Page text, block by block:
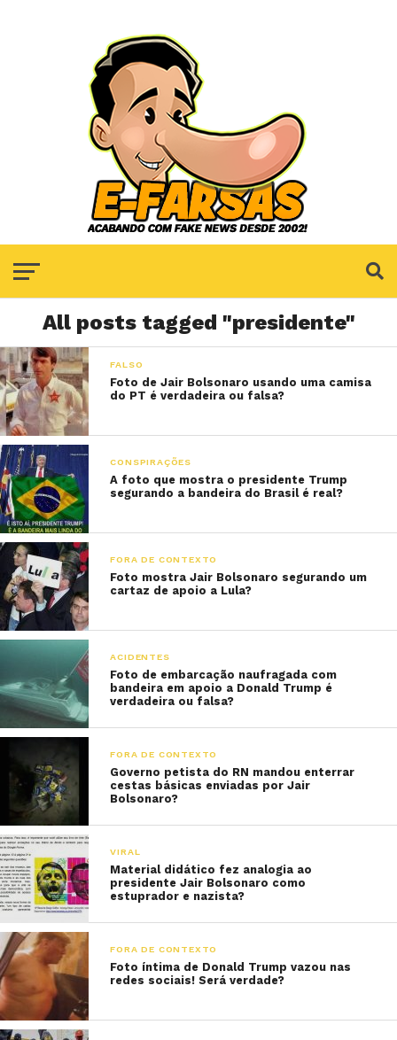
All posts tagged "presidente"
FALSO
Foto de Jair Bolsonaro usando uma camisa
do PT é verdadeira ou falsa?
CONSPIRAÇÕES
A foto que mostra o presidente Trump
segurando a bandeira do Brasil é real?
FORA DE CONTEXTO
Foto mostra Jair Bolsonaro segurando um
cartaz de apoio a Lula?
ACIDENTES
Foto de embarcação naufragada com
bandeira em apoio a Donald Trump é
verdadeira ou falsa?
FORA DE CONTEXTO
Governo petista do RN mandou enterrar
cestas básicas enviadas por Jair
Bolsonaro?
VIRAL
Material didático fez analogia ao
presidente Jair Bolsonaro como
estuprador e nazista?
FORA DE CONTEXTO
Foto íntima de Donald Trump vazou nas
redes sociais! Será verdade?